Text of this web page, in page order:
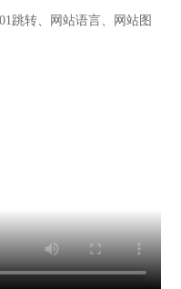
跳转、网站语言、网站图